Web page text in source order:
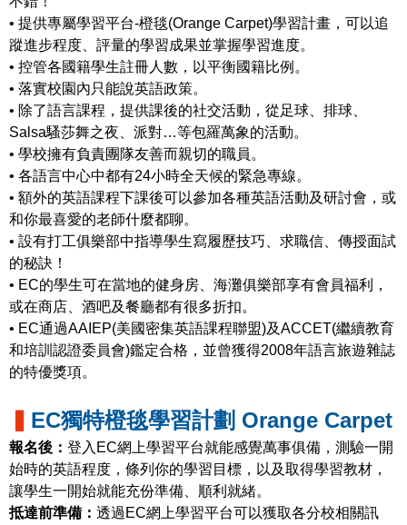
• 提供專屬學習平台-橙毯(Orange Carpet)學習計畫，可以追
蹤進步程度、評量的學習成果並掌握學習進度。
• 控管各國籍學生註冊人數，以平衡國籍比例。
• 落實校園內只能說英語政策。
• 除了語言課程，提供課後的社交活動，從足球、排球、
Salsa騷莎舞之夜、派對…等包羅萬象的活動。
• 學校擁有負責團隊友善而親切的職員。
• 各語言中心中都有24小時全天候的緊急專線。
• 額外的英語課程下課後可以參加各種英語活動及研討會，或
和你最喜愛的老師什麼都聊。
• 設有打工俱樂部中指導學生寫履歷技巧、求職信、傳授面試
的秘訣！
• EC的學生可在當地的健身房、海灘俱樂部享有會員福利，
或在商店、酒吧及餐廳都有很多折扣。
• EC通過AAIEP(美國密集英語課程聯盟)及ACCET(繼續教育
和培訓認證委員會)鑑定合格，並曾獲得2008年語言旅遊雜誌
的特優獎項。
EC獨特橙毯學習計劃 Orange Carpet
報名後： 登入EC網上學習平台就能感覺萬事俱備，測驗一開
始時的英語程度，條列你的學習目標，以及取得學習教材，
讓學生一開始就能充份準備、順利就緒。
抵達前準備： 透過EC網上學習平台可以獲取各分校相關訊